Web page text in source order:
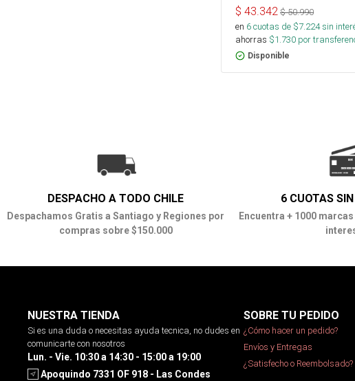
$ 43.342 $50.990
en 6cuotas de $7.224sin
ahorras $1.730 por
Disponible
DESPACHO A TODO CHILE
Despachamos Gratis a Santiago y Regiones por
compras sobre $150.000
6 CUOTAS
Encuentra + 1000
NUESTRA TIENDA
Si es una duda o necesitas ayuda tecnica, no dudes en
comunicarte con nosotros
Lun. - Vie. 10:30 a 14:30 - 15:00 a 19:00
Apoquindo 7331 OF 918 - Las Condes
SOBRE TU PEDIDO
¿Cómo hacer un pedido?
Envíos y Entregas
¿Satisfecho o Reembolsado?